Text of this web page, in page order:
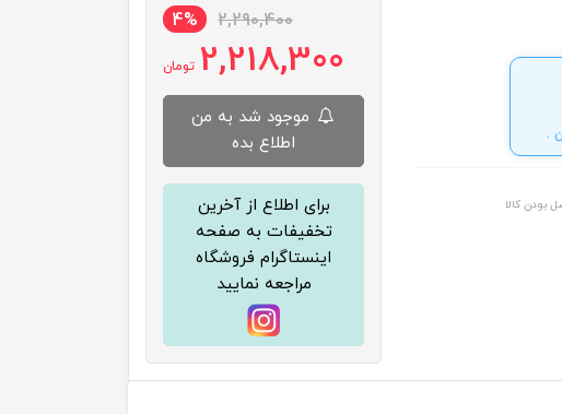
بودن کالا
2,290,400
4%
2,218,300 تومان
موجود شد به من
اطلاع بده
برای اطلاع از آخرین
تخفیفات به صفحه
اینستاگرام فروشگاه
مراجعه نمایید